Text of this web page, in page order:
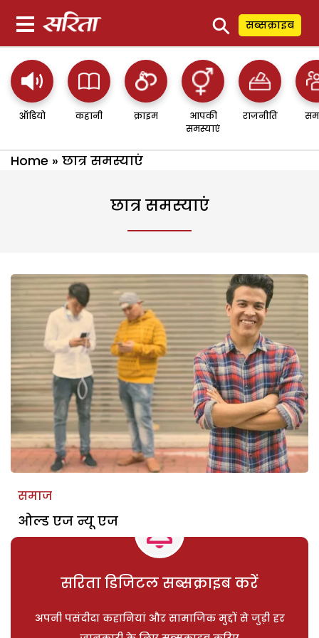
⚲ सब्सक्राइब
ऑडियो कहानी क्राइम
आपकी
समस्याएं
राजनीति
Home » छात्र समस्याएं
छात्र समस्याएं
समाज
ओल्ड एज न्यू एज
सरिता डिजिटल सब्सक्राइब करें
अपनी पसंदीदा कहानियां और सामाजिक मुद्दों से जुड़ी हर